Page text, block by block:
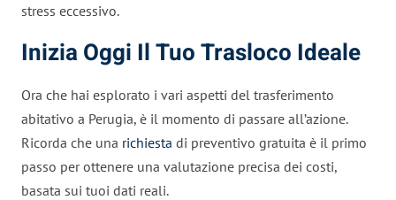
stress eccessivo.
Inizia Oggi Il Tuo Trasloco Ideale
Ora che hai esplorato i vari aspetti del trasferimento
abitativo a Perugia, è il momento di passare all’azione.
Ricorda che una richiesta di preventivo gratuita è il primo
passo per ottenere una valutazione precisa dei costi,
basata sui tuoi dati reali.